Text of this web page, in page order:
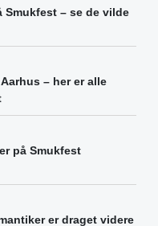
Smukfest – se de vilde
– her er alle
på Smukfest
er draget videre